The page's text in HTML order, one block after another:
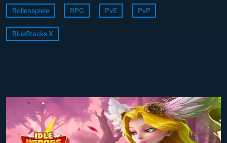
Rollenspiele RPG PvE PvP
BlueStacks X